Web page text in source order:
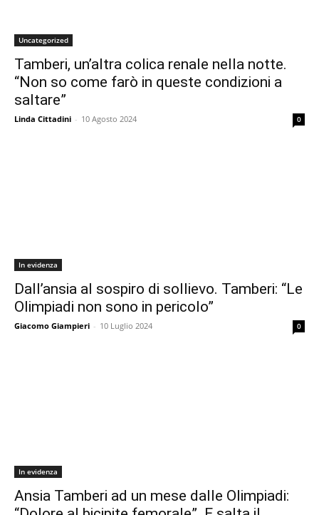
Uncategorized
Tamberi, un’altra colica renale nella notte.
“Non so come farò in queste condizioni a
saltare”
Linda Cittadini - 10 Agosto 2024 0
In evidenza
Dall’ansia al sospiro di sollievo. Tamberi: “Le
Olimpiadi non sono in pericolo”
Giacomo Giampieri - 10 Luglio 2024 0
In evidenza
Ansia Tamberi ad un mese dalle Olimpiadi: